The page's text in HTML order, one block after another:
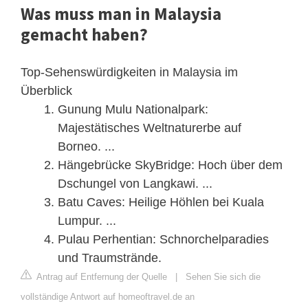
Was muss man in Malaysia
gemacht haben?
Top-Sehenswürdigkeiten in Malaysia im
Überblick
Gunung Mulu Nationalpark:
Majestätisches Weltnaturerbe auf
Borneo. ...
Hängebrücke SkyBridge: Hoch über dem
Dschungel von Langkawi. ...
Batu Caves: Heilige Höhlen bei Kuala
Lumpur. ...
Pulau Perhentian: Schnorchelparadies
und Traumstrände.
Antrag auf Entfernung der Quelle | Sehen Sie sich die
vollständige Antwort auf homeoftravel.de an